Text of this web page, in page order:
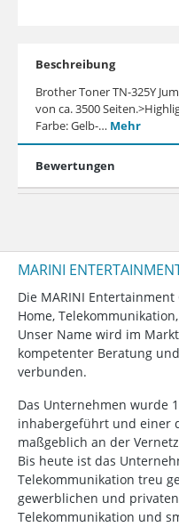
Beschreibung
Brother Toner TN-325Y
von ca. 3500
Farbe: Gelb-… Mehr
Bewertungen
MARINI
Die MARINI
Home,
Unser Name wird im
kompetenter Beratung
verbunden.
Das Unternehmen wurde
inhabergeführt und einer
maßgeblich an der
Bis heute ist das
Telekommunikation treu
gewerblichen und
Telekommunikation und